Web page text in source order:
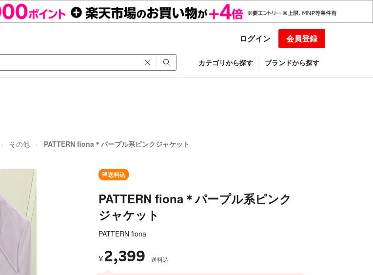
ログイン 会員登録
カテゴリから探す ブランドから探す
その他 PATTERN fiona＊パープル系ピンクジャケット
送料込
PATTERN fiona＊パープル系ピンク
ジャケット
PATTERN fiona
¥ 2,399 送料込